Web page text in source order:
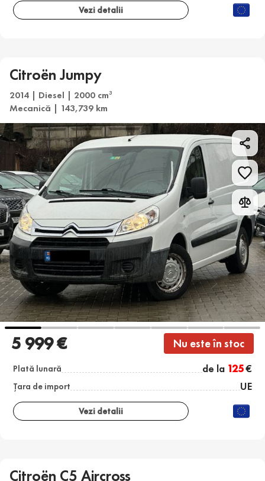
Vezi detalii
Citroën Jumpy
2014 | Diesel | 2000 cm3
Mecanică | 143,739 km
5 999 € Nu este în stoc
Plată lunară de la 125€
Țara de import UE
Vezi detalii
Citroën C5 Aircross